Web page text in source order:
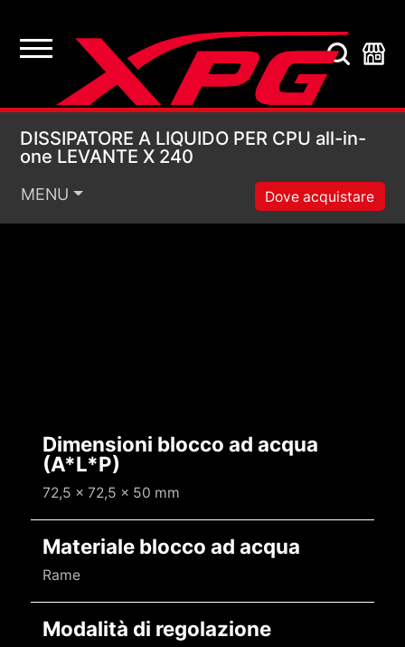
DISSIPATORE A
DISSIPATORE A LIQUIDO PER CPU all-in-
one LEVANTE X 240
MENU Dove acquistare
Dimensioni blocco ad acqua
(A*L*P)
72,5 x 72,5 x 50 mm
Materiale blocco ad acqua
Rame
Modalità di regolazione